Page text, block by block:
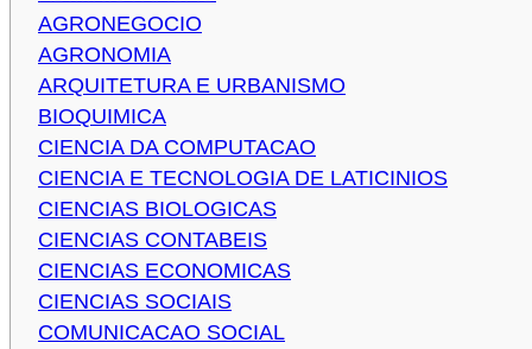
AGRONEGOCIO
AGRONOMIA
ARQUITETURA E URBANISMO
BIOQUIMICA
CIENCIA DA COMPUTACAO
CIENCIA E TECNOLOGIA DE LATICINIOS
CIENCIAS BIOLOGICAS
CIENCIAS CONTABEIS
CIENCIAS ECONOMICAS
CIENCIAS SOCIAIS
COMUNICACAO SOCIAL